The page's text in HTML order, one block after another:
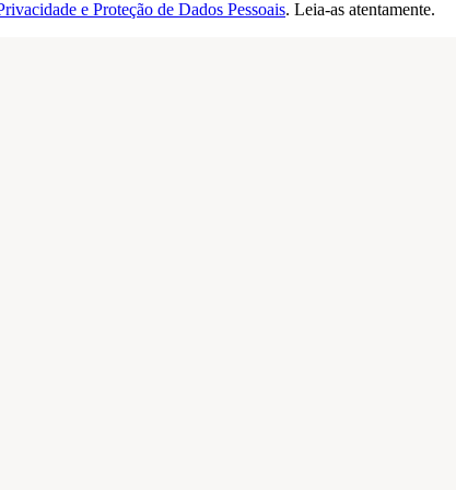
e Proteção de Dados Pessoais. Leia-as atentamente.